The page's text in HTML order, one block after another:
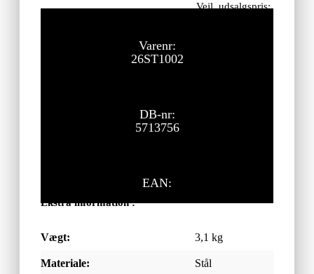
Vejl. udsalgspris:
Varenr:
26ST1002
DB-nr:
5713756
EAN:
Ekstra information :
Vægt: 3,1 kg
Materiale: Stål